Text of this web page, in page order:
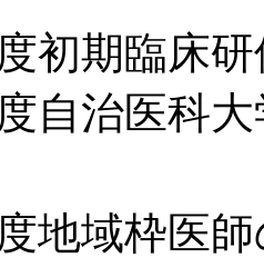
初期臨床
自治医科
地域枠医